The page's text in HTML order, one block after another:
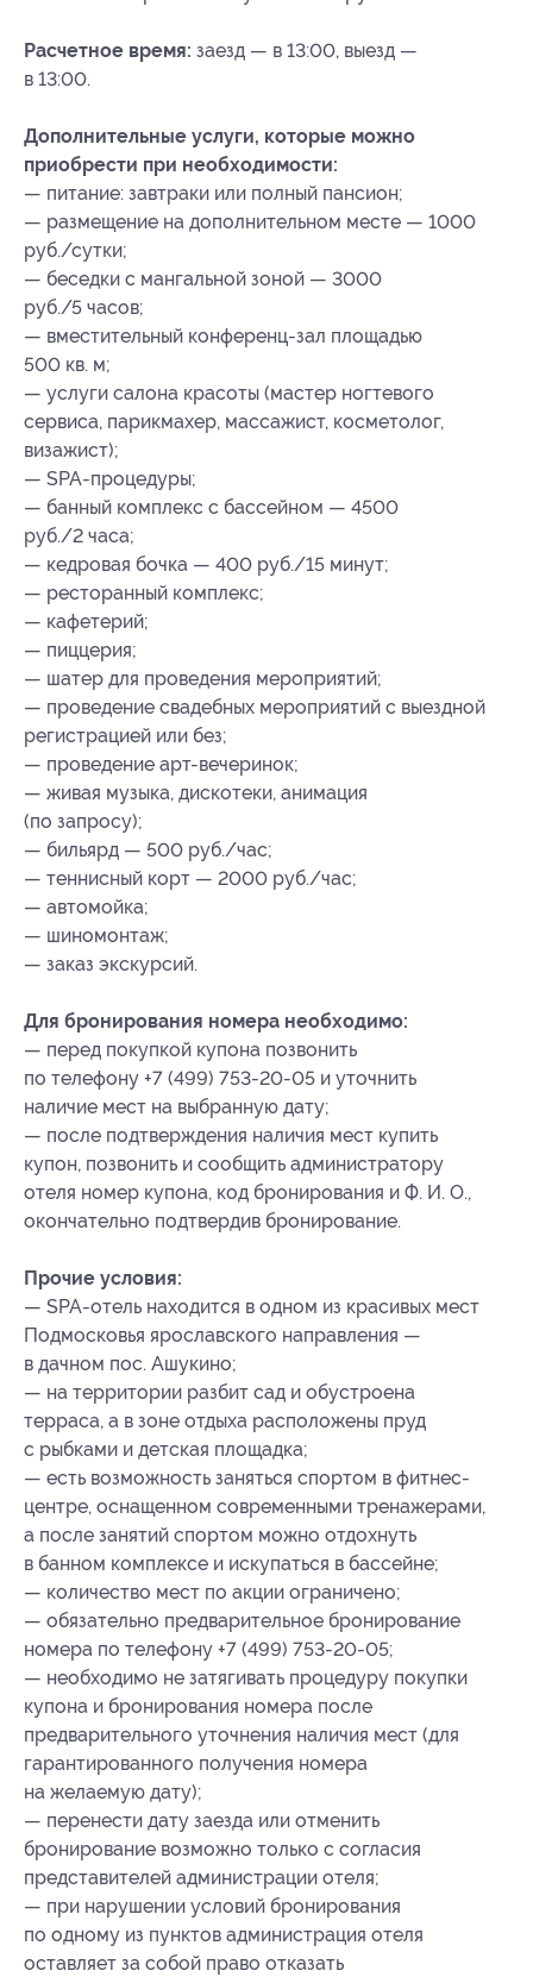
Расчетное время: заезд — в 13:00, выезд —
в 13:00.
Дополнительные услуги, которые можно
приобрести при необходимости:
— питание: завтраки или полный пансион;
— размещение на дополнительном месте — 1000
руб./сутки;
— беседки с мангальной зоной — 3000
руб./5 часов;
— вместительный конференц-зал площадью
500 кв. м;
— услуги салона красоты (мастер ногтевого
сервиса, парикмахер, массажист, косметолог,
визажист);
— SPA-процедуры;
— банный комплекс с бассейном — 4500
руб./2 часа;
— кедровая бочка — 400 руб./15 минут;
— ресторанный комплекс;
— кафетерий;
— пиццерия;
— шатер для проведения мероприятий;
— проведение свадебных мероприятий с выездной
регистрацией или без;
— проведение арт-вечеринок;
— живая музыка, дискотеки, анимация
(по запросу);
— бильярд — 500 руб./час;
— теннисный корт — 2000 руб./час;
— автомойка;
— шиномонтаж;
— заказ экскурсий.
Для бронирования номера необходимо:
— перед покупкой купона позвонить
по телефону +7 (499) 753-20-05 и уточнить
наличие мест на выбранную дату;
— после подтверждения наличия мест купить
купон, позвонить и сообщить администратору
отеля номер купона, код бронирования и Ф. И. О.,
окончательно подтвердив бронирование.
Прочие условия:
— SPA-отель находится в одном из красивых мест
Подмосковья ярославского направления —
в дачном пос. Ашукино;
— на территории разбит сад и обустроена
терраса, а в зоне отдыха расположены пруд
с рыбками и детская площадка;
— есть возможность заняться спортом в фитнес-
центре, оснащенном современными тренажерами,
а после занятий спортом можно отдохнуть
в банном комплексе и искупаться в бассейне;
— количество мест по акции ограничено;
— обязательно предварительное бронирование
номера по телефону +7 (499) 753-20-05;
— необходимо не затягивать процедуру покупки
купона и бронирования номера после
предварительного уточнения наличия мест (для
гарантированного получения номера
на желаемую дату);
— перенести дату заезда или отменить
бронирование возможно только с согласия
представителей администрации отеля;
— при нарушении условий бронирования
по одному из пунктов администрация отеля
оставляет за собой право отказать